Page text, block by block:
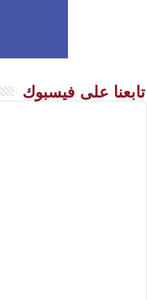
تابعنا على فيسبوك